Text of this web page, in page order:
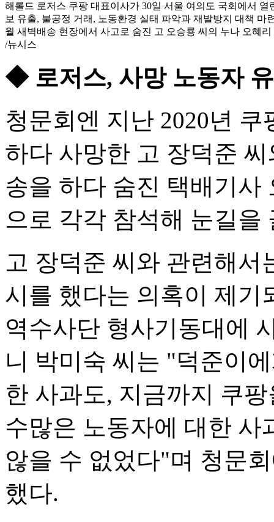
해롤드 로저스 쿠팡 대표이사가 30일 서울 여의도 국회에서 열
보 유출, 불공정 거래, 노동환경 실태 파악과 재발방지 대책 마
월 새벽배송 현장에서 사고로 숨진 고 오승룡 씨의 누나 오혜
/뉴시스
◆ 로저스, 사망 노동자
청문회엔 지난 2020년
하다 사망한 고 장덕준
송을 하다 숨진 택배기사
으로 각각 참석해 눈길을
고 장덕준 씨와 관련해서
시를 했다는 의혹이 제기
역수사단 형사기동대에
니 박미숙 씨는 "덕준이
한 사과도, 지금까지 쿠
수많은 노동자에 대한 사
않을 수 없었다"며 청문
했다.